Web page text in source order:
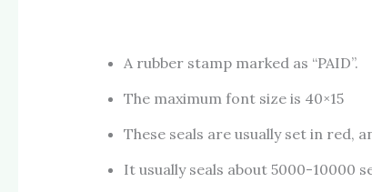
A rubber stamp marked as “PAID”.
The maximum font size is 40×15
These seals are usually set in
It usually seals about 5000-10000